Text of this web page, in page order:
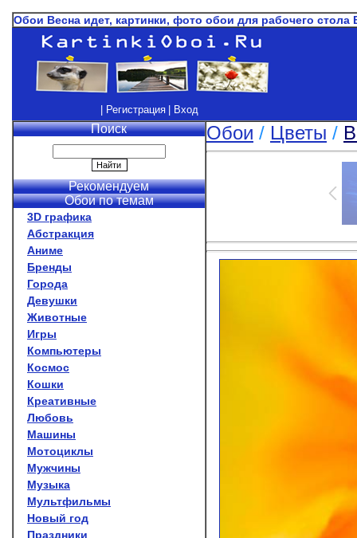
Обои Весна идет, картинки, фото обои для рабочего стола
| Регистрация | Вход
Поиск
Рекомендуем
Обои по темам
3D графика
Абстракция
Аниме
Бренды
Города
Девушки
Животные
Игры
Компьютеры
Космос
Кошки
Креативные
Любовь
Машины
Мотоциклы
Мужчины
Музыка
Мультфильмы
Новый год
Праздники
Обои / Цветы /